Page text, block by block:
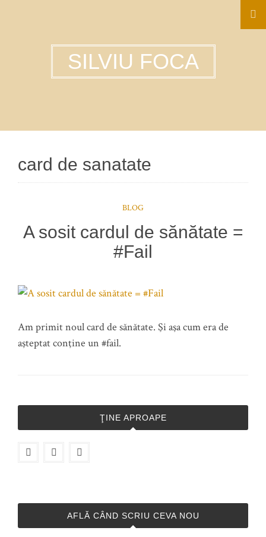
SILVIU FOCA
card de sanatate
BLOG
A sosit cardul de sănătate =
#Fail
Am primit noul card de sănătate. Şi aşa cum era de
aşteptat conţine un #fail.
ŢINE APROAPE
AFLĂ CÂND SCRIU CEVA NOU